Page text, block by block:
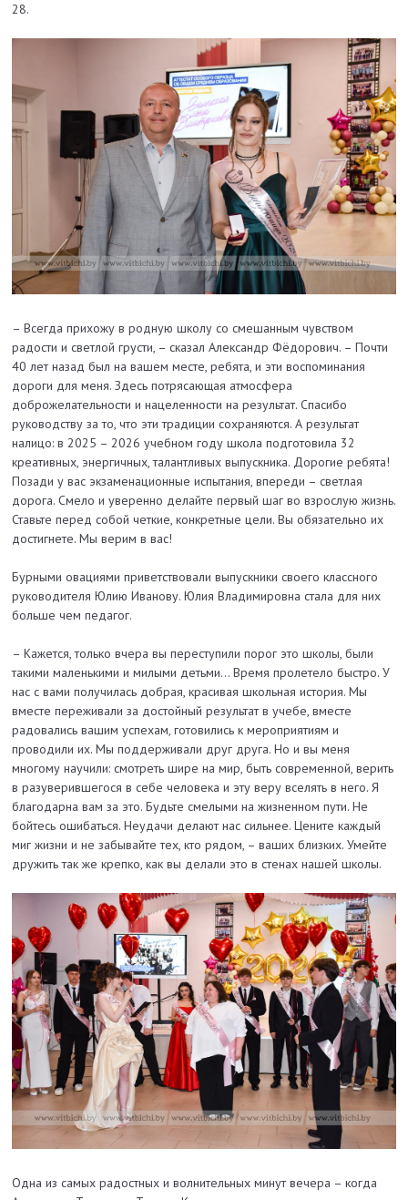
28.
– Всегда прихожу в родную школу со смешанным чувством
радости и светлой грусти, – сказал Александр Фёдорович. – Почти
40 лет назад был на вашем месте, ребята, и эти воспоминания
дороги для меня. Здесь потрясающая атмосфера
доброжелательности и нацеленности на результат. Спасибо
руководству за то, что эти традиции сохраняются. А результат
налицо: в 2025 – 2026 учебном году школа подготовила 32
креативных, энергичных, талантливых выпускника. Дорогие ребята!
Позади у вас экзаменационные испытания, впереди – светлая
дорога. Смело и уверенно делайте первый шаг во взрослую жизнь.
Ставьте перед собой четкие, конкретные цели. Вы обязательно их
достигнете. Мы верим в вас!
Бурными овациями приветствовали выпускники своего классного
руководителя Юлию Иванову. Юлия Владимировна стала для них
больше чем педагог.
– Кажется, только вчера вы переступили порог это школы, были
такими маленькими и милыми детьми… Время пролетело быстро. У
нас с вами получилась добрая, красивая школьная история. Мы
вместе переживали за достойный результат в учебе, вместе
радовались вашим успехам, готовились к мероприятиям и
проводили их. Мы поддерживали друг друга. Но и вы меня
многому научили: смотреть шире на мир, быть современной, верить
в разуверившегося в себе человека и эту веру вселять в него. Я
благодарна вам за это. Будьте смелыми на жизненном пути. Не
бойтесь ошибаться. Неудачи делают нас сильнее. Цените каждый
миг жизни и не забывайте тех, кто рядом, – ваших близких. Умейте
дружить так же крепко, как вы делали это в стенах нашей школы.
Одна из самых радостных и волнительных минут вечера – когда